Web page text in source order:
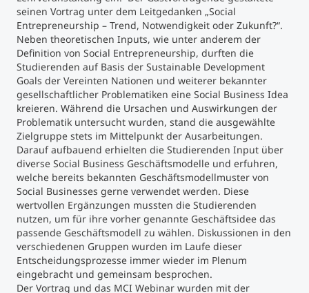
Executive Education Finder
seinen Vortrag unter dem Leitgedanken „Social
Entrepreneurship – Trend, Notwendigkeit oder Zukunft?“.
Neben theoretischen Inputs, wie unter anderem der
Definition von Social Entrepreneurship, durften die
Studierenden auf Basis der Sustainable Development
Goals der Vereinten Nationen und weiterer bekannter
gesellschaftlicher Problematiken eine Social Business Idea
kreieren. Während die Ursachen und Auswirkungen der
Problematik untersucht wurden, stand die ausgewählte
Zielgruppe stets im Mittelpunkt der Ausarbeitungen.
Darauf aufbauend erhielten die Studierenden Input über
diverse Social Business Geschäftsmodelle und erfuhren,
welche bereits bekannten Geschäftsmodellmuster von
Social Businesses gerne verwendet werden. Diese
wertvollen Ergänzungen mussten die Studierenden
nutzen, um für ihre vorher genannte Geschäftsidee das
passende Geschäftsmodell zu wählen. Diskussionen in den
verschiedenen Gruppen wurden im Laufe dieser
Entscheidungsprozesse immer wieder im Plenum
eingebracht und gemeinsam besprochen.
Der Vortrag und das MCI Webinar wurden mit der